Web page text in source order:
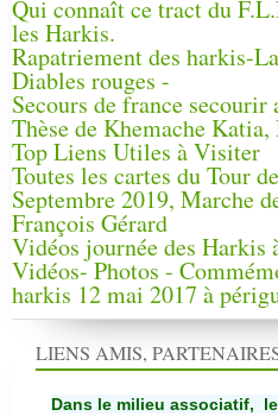
Qui connaît ce tract du
les Harkis.
Rapatriement des harkis-
Diables rouges -
Secours de france
Thèse de Khemache
Top Liens Utiles à Visiter
Toutes les cartes du Tour
Septembre 2019, Marche
François Gérard
Vidéos journée des Harkis
Vidéos- Photos -
harkis 12 mai 2017 à
LIENS AMIS,
Dans le milieu associatif,